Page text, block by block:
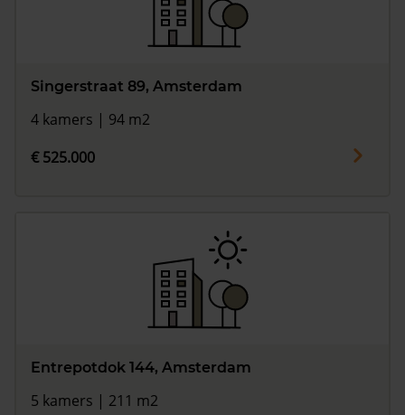
Singerstraat 89, Amsterdam
4 kamers | 94 m2
€ 525.000
Entrepotdok 144, Amsterdam
5 kamers | 211 m2